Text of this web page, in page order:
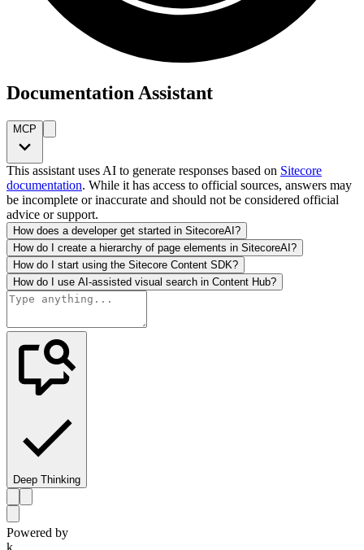
Documentation Assistant
MCP
This assistant uses AI to generate responses based on Sitecore
documentation. While it has access to official sources, answers may
be incomplete or inaccurate and should not be considered official
advice or support.
How does a developer get started in SitecoreAI?
How do I create a hierarchy of page elements in SitecoreAI?
How do I start using the Sitecore Content SDK?
How do I use AI-assisted visual search in Content Hub?
Deep Thinking
Powered by
k